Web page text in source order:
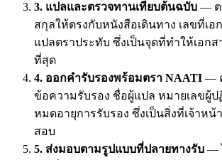
3. แปลและตรวจทานเทียบต้นฉบับ — ต
สกุลให้ตรงกับหนังสือเดินทาง เลขที่เอ
แปลตราประทับ ซึ่งเป็นจุดที่ทำให้เอก
ที่สุด
4. ออกคำรับรองพร้อมตรา NAATI —
ข้อความรับรอง ชื่อผู้แปล หมายเลขผู้
หมดอายุการรับรอง ซึ่งเป็นสิ่งที่เจ้าห
สอบ
5. ส่งมอบตามรูปแบบที่ปลายทางรับ —